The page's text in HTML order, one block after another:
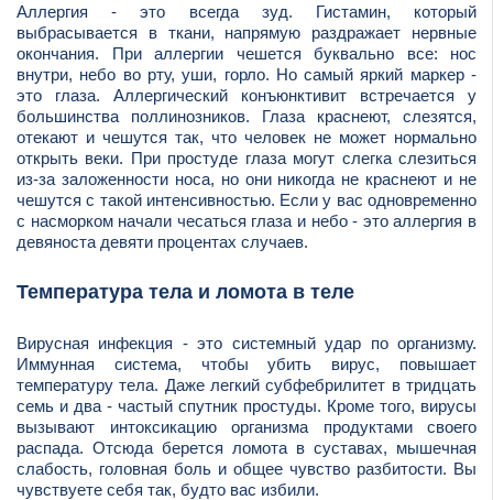
Аллергия - это всегда зуд. Гистамин, который
выбрасывается в ткани, напрямую раздражает нервные
окончания. При аллергии чешется буквально все: нос
внутри, небо во рту, уши, горло. Но самый яркий маркер -
это глаза. Аллергический конъюнктивит встречается у
большинства поллинозников. Глаза краснеют, слезятся,
отекают и чешутся так, что человек не может нормально
открыть веки. При простуде глаза могут слегка слезиться
из-за заложенности носа, но они никогда не краснеют и не
чешутся с такой интенсивностью. Если у вас одновременно
с насморком начали чесаться глаза и небо - это аллергия в
девяноста девяти процентах случаев.
Температура тела и ломота в теле
Вирусная инфекция - это системный удар по организму.
Иммунная система, чтобы убить вирус, повышает
температуру тела. Даже легкий субфебрилитет в тридцать
семь и два - частый спутник простуды. Кроме того, вирусы
вызывают интоксикацию организма продуктами своего
распада. Отсюда берется ломота в суставах, мышечная
слабость, головная боль и общее чувство разбитости. Вы
чувствуете себя так, будто вас избили.